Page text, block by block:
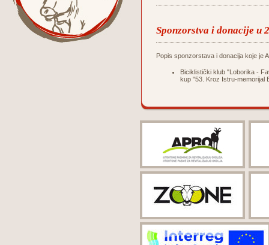
Sponzorstva i donacije u
Popis sponzorstava i donacija koje je
Biciklistički klub "Loborika -
kup "53. Kroz Istru-memorijal